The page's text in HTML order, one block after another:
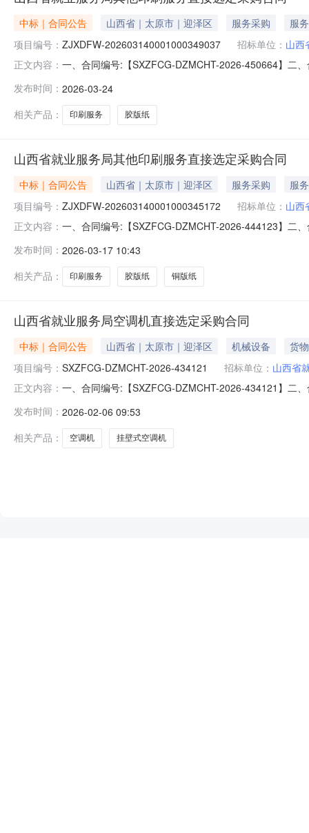
中标｜合同公告 山西省｜太原市｜迎泽区 服务采购
服务
项目编号： ZJXDFW-202603140001000349037 招标单位： 山西
正文内容： 一、合同编号:【SXZFCG-DZMCHT-2026-450664】二
（乙方）：【山西飞泉碧峰科贸有限公司】地址：万柏
发布时间： 2026-03-24
相关产品：
印刷服务 胶版纸
山西省就业服务局其他印刷服务直接选定采购合同
中标｜合同公告 山西省｜太原市｜迎泽区 服务采购
服务
项目编号： ZJXDFW-202603140001000345172 招标单位： 山西
正文内容： 一、合同编号:【SXZFCG-DZMCHT-2026-444123】二
（乙方）：【山西飞泉碧峰科贸有限公司】地址：万柏
发布时间： 2026-03-17 10:43
相关产品：
印刷服务 胶版纸 铜版纸
山西省就业服务局空调机直接选定采购合同
中标｜合同公告 山西省｜太原市｜迎泽区 机械设备
货物
项目编号： SXZFCG-DZMCHT-2026-434121 招标单位： 山西省
正文内容： 一、合同编号:【SXZFCG-DZMCHT-2026-434121】二
址：晋祠路一段121号联系人：杨亚敏六、合同主要信息
发布时间： 2026-02-06 09:53
相关产品：
空调机 挂壁式空调机